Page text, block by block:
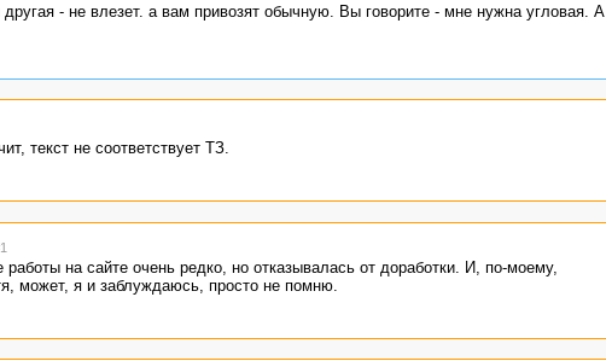
- не влезет. а вам привозят обычную. Вы говорите - мне нужна угловая. А
текст не соответствует ТЗ.
на сайте очень редко, но отказывалась от доработки. И, по-моему,
может, я и заблуждаюсь, просто не помню.